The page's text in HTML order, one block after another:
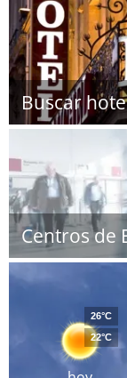
Buscar
Centros de
26°C
22°C